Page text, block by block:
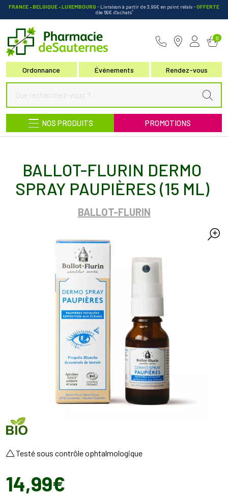
FRANCE • BELGIQUE • LUXEMBOURG - Livraison à partir de 3,99€ en point relais-OFFERTE
dès 69€ d’achats*
Ordonnance Événements Rendez-vous
0
NOS PRODUITS PROMOTIONS
BALLOT-FLURIN DERMO
SPRAY PAUPIÈRES (15 ML)
BALLOT-FLURIN
Testé sous contrôle ophtalmologique
14,99€